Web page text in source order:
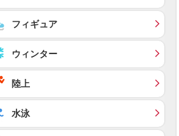
フィギュア
ウィンター
陸上
水泳